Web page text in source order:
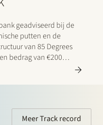
geadviseerd bij de
putten en de
van 85 Degrees
bedrag van €200
Meer Track record